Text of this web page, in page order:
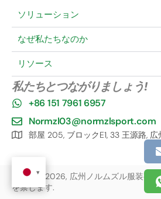
ソリューション
なぜ私たちなのか
リソース
私たちとつながりましょう!
+86 151 7961 6957
Normzl03@normzlsport.com
部屋 205, ブロックE1, 33 王源路, 広
著作権 ©2026, 広州ノルムズル服装有
を禁じます.